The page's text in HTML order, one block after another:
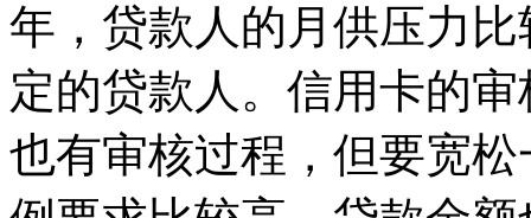
年，贷款人的月供压力
定的贷款人。信用卡的
也有审核过程，但要宽